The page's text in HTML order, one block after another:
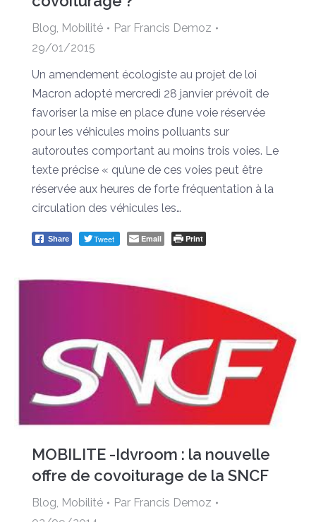
Blog Mobilité Par Francis Demoz
29/01/2015
Un amendement écologiste au projet de loi
Macron adopté mercredi 28 janvier prévoit de
favoriser la mise en place d’une voie réservée
pour les véhicules moins polluants sur
autoroutes comportant au moins trois voies. Le
texte précise « qu’une de ces voies peut être
réservée aux heures de forte fréquentation à la
circulation des véhicules les…
Share Tweet Email Print
MOBILITE -Idvroom : la nouvelle
offre de covoiturage de la SNCF
Blog Mobilité Par Francis Demoz